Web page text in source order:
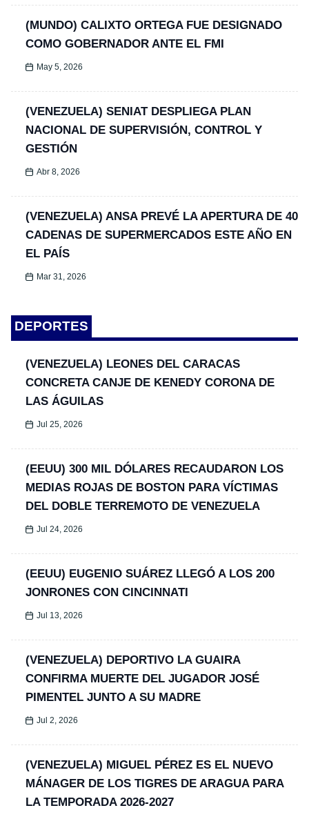
(MUNDO) CALIXTO ORTEGA FUE DESIGNADO
COMO GOBERNADOR ANTE EL FMI
May 5, 2026
(VENEZUELA) SENIAT DESPLIEGA PLAN
NACIONAL DE SUPERVISIÓN, CONTROL Y
GESTIÓN
Abr 8, 2026
(VENEZUELA) ANSA PREVÉ LA APERTURA DE 40
CADENAS DE SUPERMERCADOS ESTE AÑO EN
EL PAÍS
Mar 31, 2026
DEPORTES
(VENEZUELA) LEONES DEL CARACAS
CONCRETA CANJE DE KENEDY CORONA DE
LAS ÁGUILAS
Jul 25, 2026
(EEUU) 300 MIL DÓLARES RECAUDARON LOS
MEDIAS ROJAS DE BOSTON PARA VÍCTIMAS
DEL DOBLE TERREMOTO DE VENEZUELA
Jul 24, 2026
(EEUU) EUGENIO SUÁREZ LLEGÓ A LOS 200
JONRONES CON CINCINNATI
Jul 13, 2026
(VENEZUELA) DEPORTIVO LA GUAIRA
CONFIRMA MUERTE DEL JUGADOR JOSÉ
PIMENTEL JUNTO A SU MADRE
Jul 2, 2026
(VENEZUELA) MIGUEL PÉREZ ES EL NUEVO
MÁNAGER DE LOS TIGRES DE ARAGUA PARA
LA TEMPORADA 2026-2027